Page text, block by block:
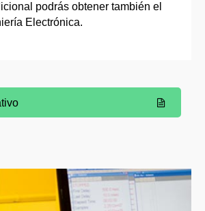
podrás obtener también el
Electrónica.
ventana)